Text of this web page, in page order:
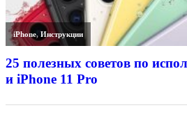
iPhone,Инструкции
25 полезных советов по
и iPhone 11 Pro